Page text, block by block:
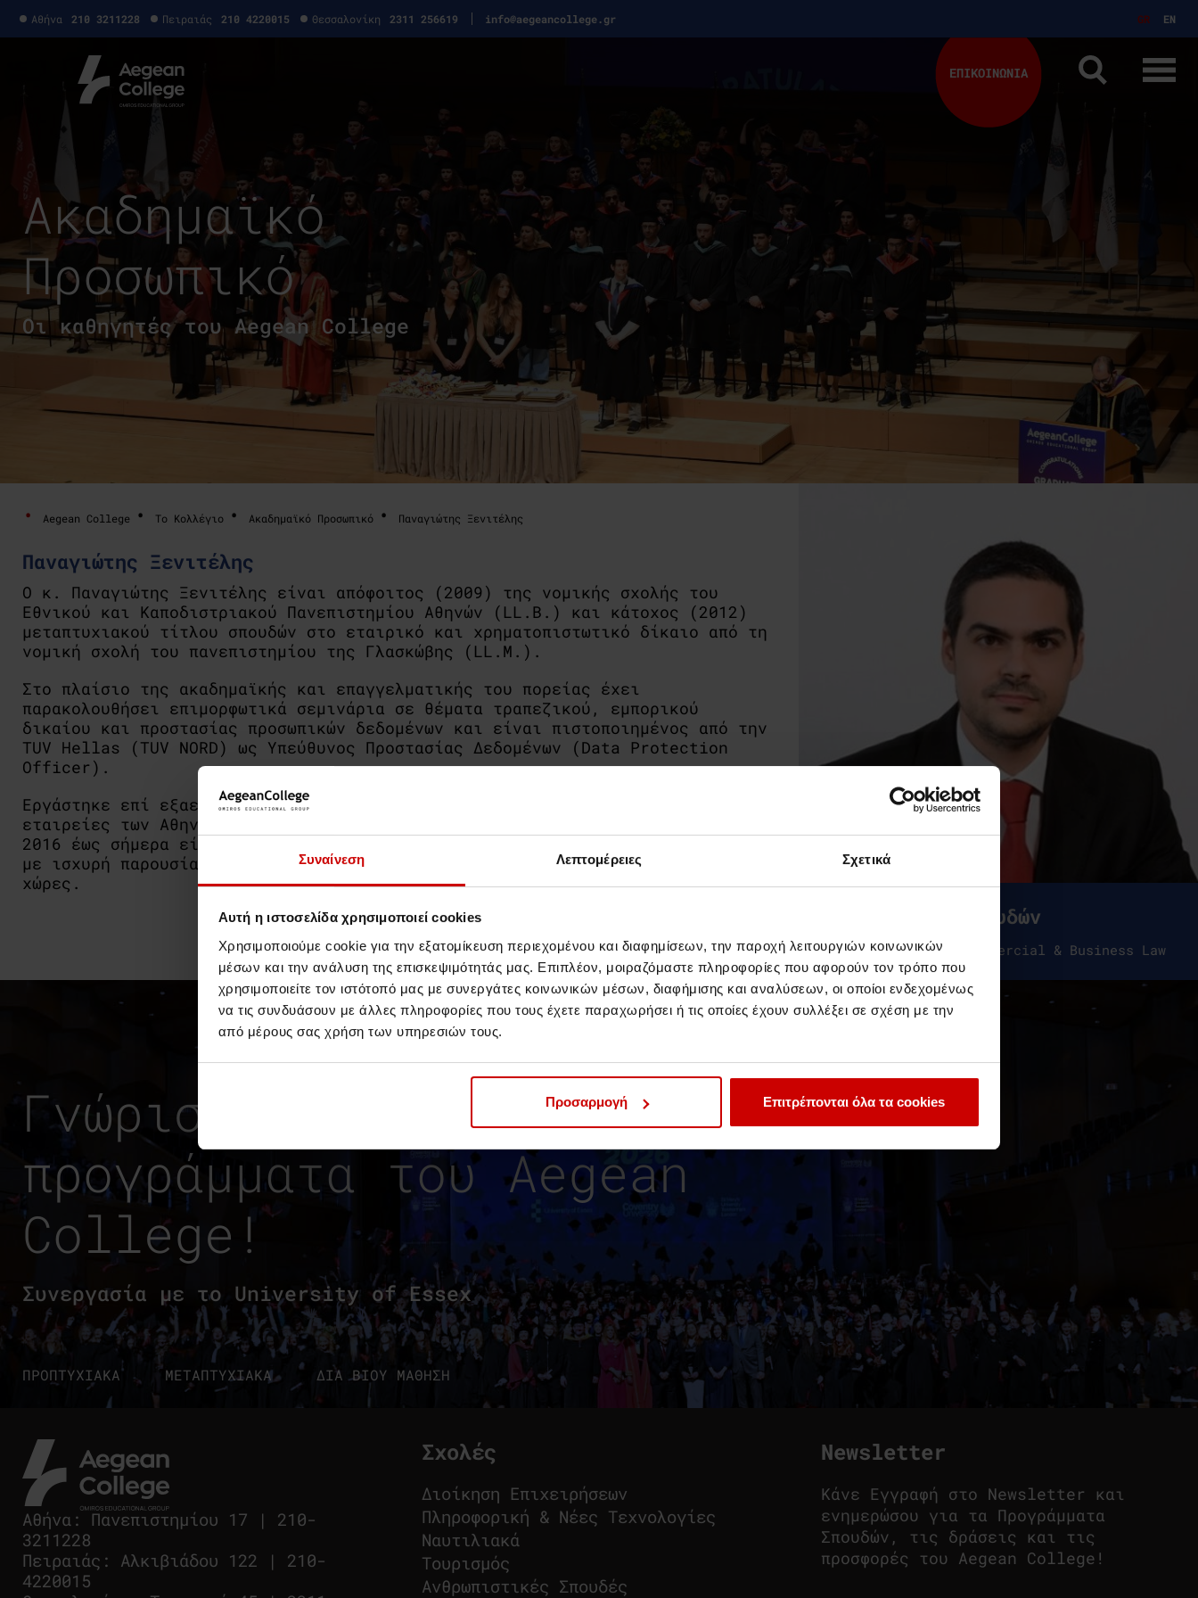
Συναίνεση Λεπτομέρειες Σχετικά
Αυτή η ιστοσελίδα χρησιμοποιεί cookies
Χρησιμοποιούμε cookie για την εξατομίκευση περιεχομένου και διαφημίσεων, την παροχή λειτουργιών κοινωνικών
μέσων και την ανάλυση της επισκεψιμότητάς μας. Επιπλέον, μοιραζόμαστε πληροφορίες που αφορούν τον τρόπο που
χρησιμοποιείτε τον ιστότοπό μας με συνεργάτες κοινωνικών μέσων, διαφήμισης και αναλύσεων, οι οποίοι ενδεχομένως
να τις συνδυάσουν με άλλες πληροφορίες που τους έχετε παραχωρήσει ή τις οποίες έχουν συλλέξει σε σχέση με την
από μέρους σας χρήση των υπηρεσιών τους.
Προσαρμογή Επιτρέπονται όλα τα cookies
Αθήνα 210 3211228 Πειραιάς 210 4220015 Θεσσαλονίκη 2311 256619 info@aegeancollege.gr GR EN
ΕΠΙΚΟΙΝΩΝΙΑ
Ακαδημαϊκό
Προσωπικό
Οι καθηγητές του Aegean College
Aegean College Το Κολλέγιο Ακαδημαϊκό Προσωπικό Παναγιώτης Ξενιτέλης
Παναγιώτης Ξενιτέλης
Ο κ. Παναγιώτης Ξενιτέλης είναι απόφοιτος (2009) της νομικής σχολής του
Εθνικού και Καποδιστριακού Πανεπιστημίου Αθηνών ( LL . B .) και κάτοχος (2012)
μεταπτυχιακού τίτλου σπουδών στο εταιρικό και χρηματοπιστωτικό δίκαιο από τη
νομική σχολή του πανεπιστημίου της Γλασκώβης ( LL . M .).
Στο πλαίσιο της ακαδημαϊκής και επαγγελματικής του πορείας έχει
παρακολουθήσει επιμορφωτικά σεμινάρια σε θέματα τραπεζικού, εμπορικού
δικαίου και προστασίας προσωπικών δεδομένων και είναι πιστοποιημένος από την
TUV Hellas (TUV NORD) ως Υπεύθυνος Προστασίας Δεδομένων (Data Protection
Officer ).
Εργάστηκε επί εξαετία ως δικηγόρος σε μία από τις μεγαλύτερες δικηγορικές
εταιρείες των Αθηνών με έμφαση στο τραπεζικό και εμπορικό δίκαιο και από το
2016 έως σήμερα είναι ανώτερος νομικός σύμβουλος σε ελληνικό τραπεζικό όμιλο
με ισχυρή παρουσία στον κλάδοfintech
και δραστηριότητες σε 23 ευρωπαϊκές
χώρες.
Προγράμματα Σπουδών
LLM International Commercial & Business Law
Γνώρισε τα εκπαιδευτικά
προγράμματα του Aegean
College!
Συνεργασία με το University of Essex
ΠΡΟΠΤΥΧΙΑΚΑ ΜΕΤΑΠΤΥΧΙΑΚΑ ΔΙΑ ΒΙΟΥ ΜΑΘΗΣΗ
Αθήνα : Πανεπιστημίου 17 | 210-
3211228
Πειραιάς : Αλκιβιάδου 122 | 210-
4220015
Σχολές
Διοίκηση Επιχειρήσεων
Πληροφορική & Νέες Τεχνολογίες
Ναυτιλιακά
Τουρισμός
Ανθρωπιστικές Σπουδές
Newsletter
Κάνε Εγγραφή στο Newsletter και
ενημερώσου για τα Προγράμματα
Σπουδών, τις δράσεις και τις
προσφορές του Aegean College!